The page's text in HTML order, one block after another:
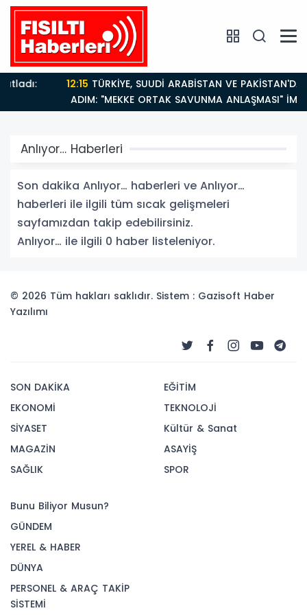
ADIM: "MEKKE ORTAK SAVUNMA ANLAŞMASI"
Anlıyor… Haberleri
Son dakika Anlıyor… haberleri ve Anlıyor…
haberleri ile ilgili tüm sıcak gelişmeleri
sayfamızdan takip edebilirsiniz.
Anlıyor… ile ilgili 0 haber listeleniyor.
© 2026 Tüm hakları saklıdır. Sistem : Gazisoft Haber
Yazılımı
SON DAKİKA
EKONOMİ
SİYASET
MAGAZİN
SAĞLIK
EĞİTİM
TEKNOLOJİ
Kültür & Sanat
ASAYİŞ
SPOR
Bunu Biliyor Musun?
GÜNDEM
YEREL & HABER
DÜNYA
PERSONEL & ARAÇ TAKİP
SİSTEMİ